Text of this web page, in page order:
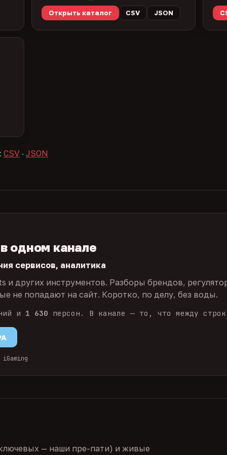
Открыть каталог
CSV JSON
CSV · JSON
одном канале
сервисов, аналитика
и других инструментов. Разборы брендов,
не попадают на сайт. Коротко, по делу, без воды.
и 1 630 персон. В канале — то, что между
— наши пре-пати) и живые